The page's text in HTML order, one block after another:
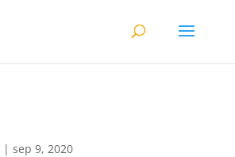
| sep 9, 2020